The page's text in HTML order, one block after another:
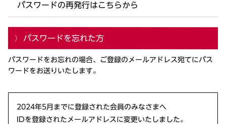
パスワードの再発行はこちらから
パスワードを忘れた方
パスワードをお忘れの場合、ご登録のメールアドレス宛てにパス
ワードをお送りいたします。
2024年5月までに登録された会員のみなさまへ
IDを登録されたメールアドレスに変更いたしました。